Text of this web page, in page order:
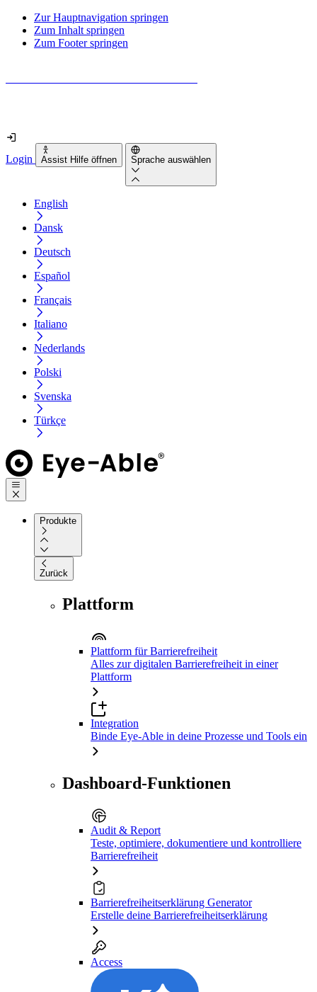
Zur Hauptnavigation springen
Zum Inhalt springen
Zum Footer springen
Login Assist Hilfe öffnen Sprache auswählen
English
Dansk
Deutsch
Español
Français
Italiano
Nederlands
Polski
Svenska
Türkçe
Produkte
Zurück
Plattform
Plattform für Barrierefreiheit
Alles zur digitalen Barrierefreiheit in einer
Plattform
Integration
Binde Eye-Able in deine Prozesse und Tools ein
Dashboard-Funktionen
Audit & Report
Teste, optimiere, dokumentiere und kontrolliere
Barrierefreiheit
Barrierefreiheitserklärung Generator
Erstelle deine Barrierefreiheitserklärung
Access